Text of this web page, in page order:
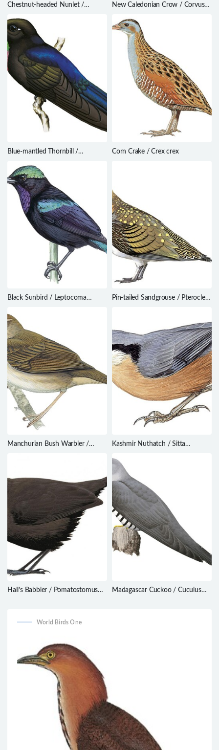
Chestnut-headed Nunlet /
New Caledonian Crow / Corvus
Blue-mantled Thornbill /
Corn Crake / Crex crex
Black Sunbird / Leptocoma
Pin-tailed Sandgrouse / Pterocles
Manchurian Bush Warbler /
Kashmir Nuthatch / Sitta
Hall’s Babbler / Pomatostomus
Madagascar Cuckoo / Cuculus
World Birds One